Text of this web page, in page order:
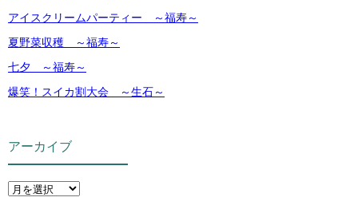
アイスクリームパーティー ～福寿～
夏野菜収穫 ～福寿～
七夕 ～福寿～
爆笑！スイカ割大会 ～生石～
アーカイブ